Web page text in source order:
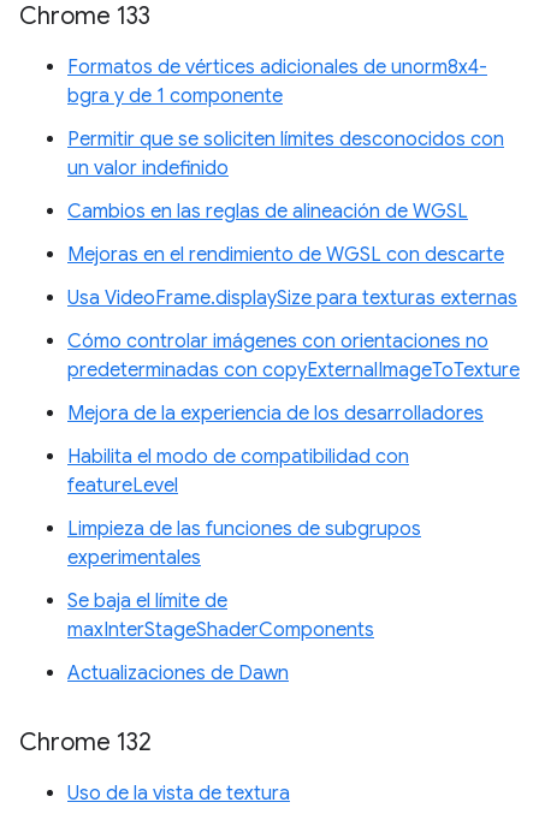
Chrome 133
Formatos de vértices adicionales de unorm8x4-
bgra y de 1 componente
Permitir que se soliciten límites desconocidos con
un valor indefinido
Cambios en las reglas de alineación de WGSL
Mejoras en el rendimiento de WGSL con descarte
Usa VideoFrame.displaySize para texturas externas
Cómo controlar imágenes con orientaciones no
predeterminadas con copyExternalImageToTexture
Mejora de la experiencia de los desarrolladores
Habilita el modo de compatibilidad con
featureLevel
Limpieza de las funciones de subgrupos
experimentales
Se baja el límite de
maxInterStageShaderComponents
Actualizaciones de Dawn
Chrome 132
Uso de la vista de textura